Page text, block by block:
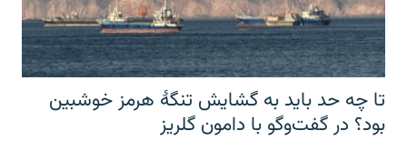
تا چه حد باید به گشایش تنگهٔ هرمز خوشبین
بود؟ در گفت‌وگو با دامون گلریز